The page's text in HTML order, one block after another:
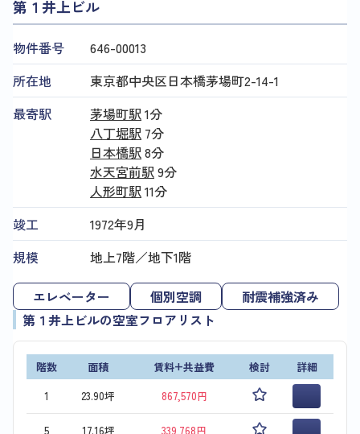
第１井上ビル
物件番号
646​-​00013
所在地
東京都中央区日本橋茅場町2-14-1
最寄駅
茅場町駅1分
八丁堀駅 7分
日本橋駅8分
水天宮前駅9分
人形町駅11分
竣工
1972年9月
規模
地上7階／地下1階
エレベーター 個別空調
耐震補強済み
第１井上ビルの空室フロアリスト
階数 面積 賃料+共益費 検討
詳細
1
23.90坪 867,570円
5 17.16坪 339,768円